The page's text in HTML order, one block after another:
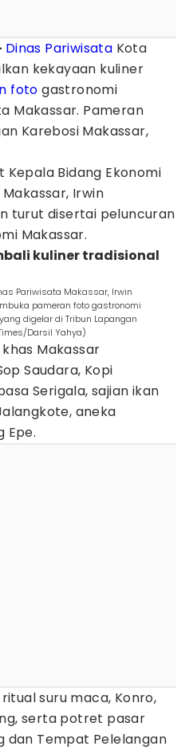
Dinas Pariwisata Kota
kekayaan kuliner
foto gastronomi
Makassar. Pameran
Karebosi Makassar,
Kepala Bidang Ekonomi
Irwin
turut disertai peluncuran
Makassar.
kuliner tradisional
Pariwisata Makassar, Irwin
pameran foto gastronomi
digelar di Tribun Lapangan
Darsil Yahya)
Makassar
Saudara, Kopi
Serigala, sajian ikan
aneka
Epe.
suru maca, Konro,
serta potret pasar
dan Tempat Pelelangan